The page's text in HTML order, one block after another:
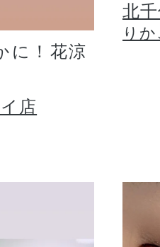
に！花涼
店
北
り